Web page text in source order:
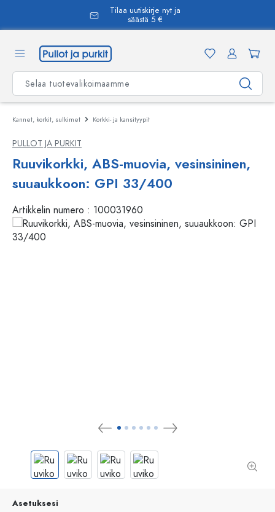
Tilaa uutiskirje nyt ja
säästä 5 €
Kannet, korkit, sulkimet Korkki- ja kansityypit
PULLOT JA PURKIT
Ruuvikorkki, ABS-muovia, vesinsininen,
suuaukkoon: GPI 33/400
Artikkelin numero : 100031960
Asetuksesi